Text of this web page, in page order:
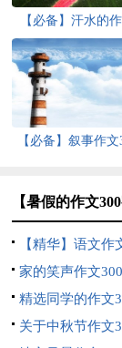
【必备】汗水的
【必备】叙事作
【暑假的作文
【精华】语文作
篇家的笑声作文
精选同学的作文
关于中秋节作文